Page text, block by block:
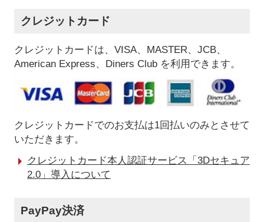
クレジットカード
クレジットカードは、VISA、MASTER、JCB、
American Express、Diners Club を利用できます。
クレジットカードでのお支払は1回払いのみとさせて
いただきます。
クレジットカード本人認証サービス「3Dセキュア
2.0」導入について
PayPay決済